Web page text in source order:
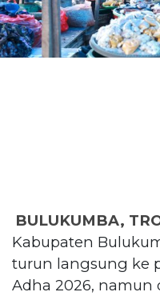
BULUKUMBA,
Kabupaten
turun langsung ke
Adha 2026, namun